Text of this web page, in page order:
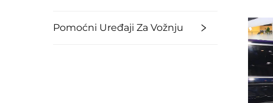
Pomoćni Uređaji Za Vožnju